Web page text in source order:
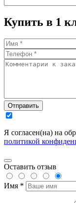
Купить в 1
Отправить
Я согласен(на) на
политикой
Оставить отзыв
Имя *